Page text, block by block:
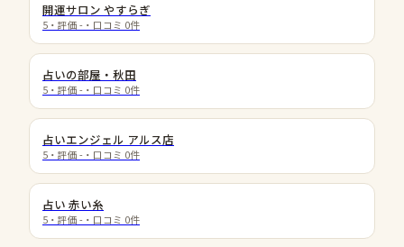
開運サロン やすらぎ
5 ・評価 - ・口コミ 0件
占いの部屋・秋田
5 ・評価 - ・口コミ 0件
占いエンジェル アルス店
5 ・評価 - ・口コミ 0件
占い 赤い糸
5 ・評価 - ・口コミ 0件